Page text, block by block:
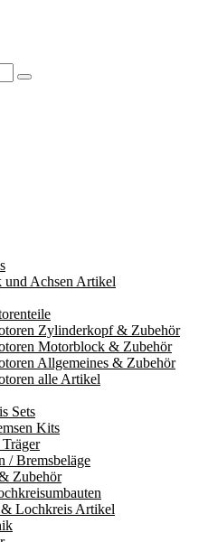
Achsen Artikel
Zylinderkopf & Zubehör
Motorblock & Zubehör
Allgemeines & Zubehör
alle Artikel
Sets
Kits
/ Bremsbeläge
Zubehör
Lochkreis Artikel